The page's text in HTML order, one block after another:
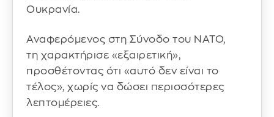
Ουκρανία.
Αναφερόμενος στη Σύνοδο του ΝΑΤΟ,
τη χαρακτήρισε «εξαιρετική»,
προσθέτοντας ότι «αυτό δεν είναι το
τέλος», χωρίς να δώσει περισσότερες
λεπτομέρειες.